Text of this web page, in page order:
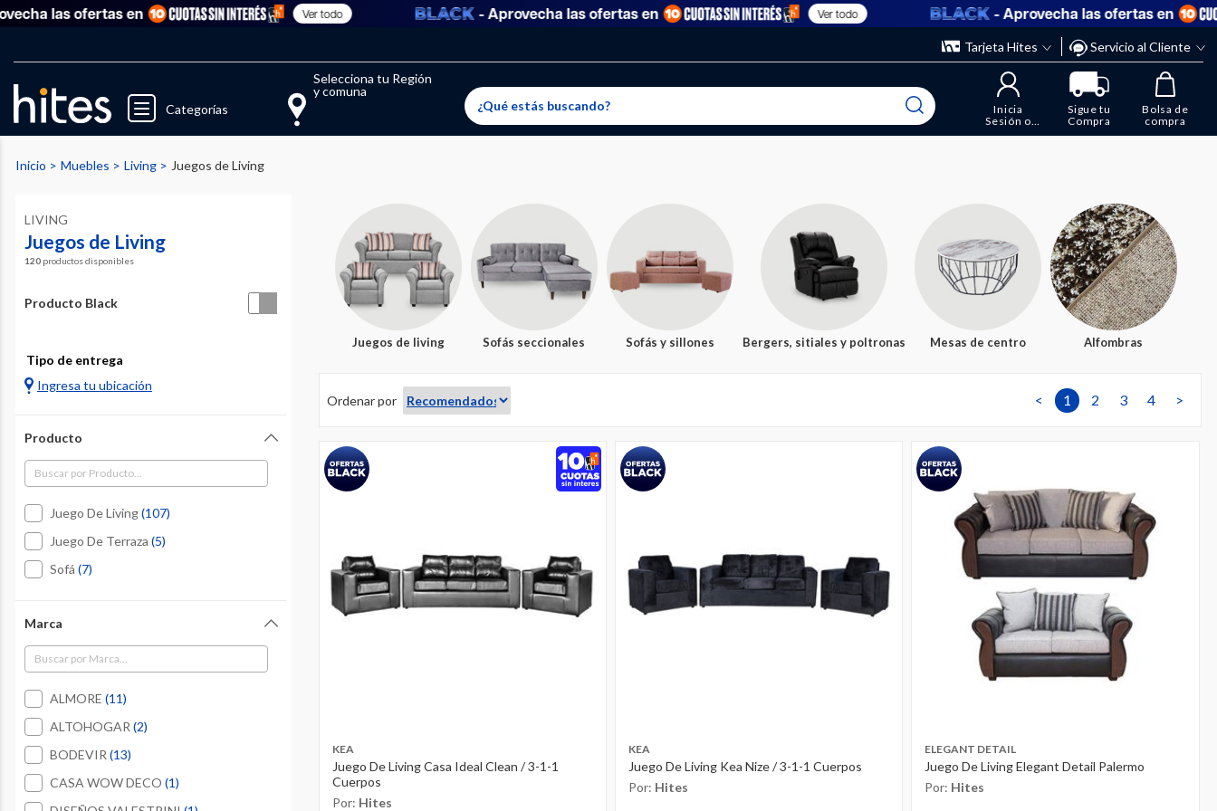
ofertas en Ver todo - Aprovecha las ofertas en Ver todo - Aprovecha las ofertas en
Servicio al Cliente
Tarjeta Hites
Categorías
Selecciona tu Región
y comuna
Inicia
Sesión o
Regístrate
Sigue tu
Compra
Bolsa de
compra
Inicio Muebles Living Juegos de Living
LIVING
Juegos de Living
120 productos disponibles
Producto Black
Tipo de entrega
Ingresa tu ubicación
Producto
Juego De Living(107)
Juego De Terraza (5)
Sofá (7)
Marca
ALMORE (11)
ALTOHOGAR (2)
BODEVIR (13)
CASA WOW DECO (1) Refine by Marca: CASA WOW DECO
Juegos de living Sofás seccionales Sofás y sillones Bergers, sitiales y poltronas Mesas de centro Alfombras
Ordenar por < 1 2 3 4 >
KEA
Juego De Living Casa Ideal Clean / 3-1-1
Cuerpos
Por: Hites
KEA
Juego De Living Kea Nize / 3-1-1 Cuerpos
Por: Hites
ELEGANT DETAIL
Juego De Living Elegant Detail Palermo
Por: Hites